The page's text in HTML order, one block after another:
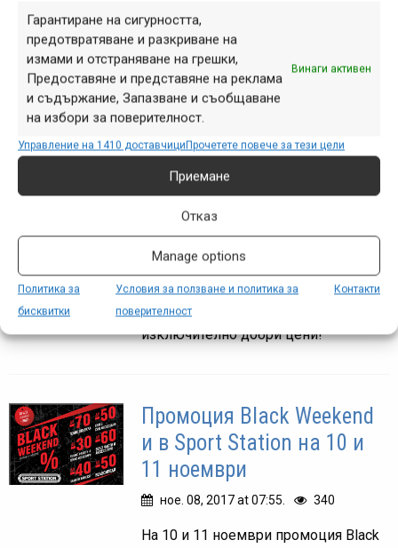
Гарантиране на сигурността,
предотвратяване и разкриване на
измами и отстраняване на грешки,
Предоставяне и представяне на реклама
и съдържание, Запазване и съобщаване
на избори за поверителност.
Винаги активен
Управление на 1410 доставчициПрочетете повече за тези цели
Приемане
Отказ
Manage options
Политика за
бисквитки
Условия за ползване и политика за
поверителност
Контакти
веломагазините MAXBIKE в София и
в Пловдив разтварят широко врати
с големи намаления на цените.
Black Weekend в магазини
Scott | 25-26 ноември 2017
ное. 20, 2017 at 06:01.
Заповядайте в последния уикенд на
месец ноември в магазините на
Scott България, за да разгледате и
закупите много продукти на
изключително добри цени!
Промоция Black Weekend
и в Sport Station на 10 и
11 ноември
ное. 08, 2017 at 07:55. 340
На 10 и 11 ноември промоция Black